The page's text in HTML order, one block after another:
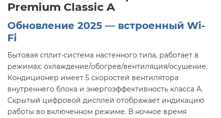
Premium Classic A
Обновление 2025 — встроенный Wi-
Fi
Бытовая сплит-система настенного типа, работает в
режимах: охлаждение/обогрев/вентиляция/осушение.
Кондиционер имеет 5 скоростей вентилятора
внутреннего блока и энергоэффективность класса А.
Скрытый цифровой дисплей отображает индикацию
работы во включенном режиме. В ночное время